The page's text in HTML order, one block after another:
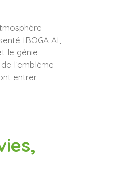
IBOGA AI,
le génie
l’emblème
entrer